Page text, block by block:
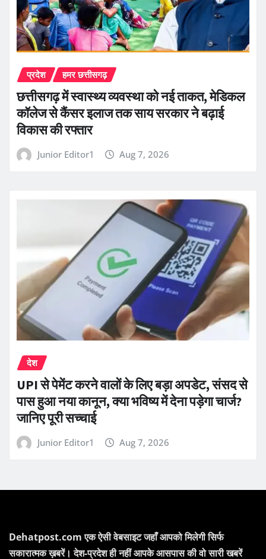
प्रदेश हमर छत्तीसगढ़
छत्तीसगढ़ में स्वास्थ्य व्यवस्था को नई ताकत, मेडिकल
कॉलेज से कैंसर इलाज तक साय सरकार ने बढ़ाई
विकास की रफ्तार
Junior Editor1 Aug 7, 2026
देश
UPI से पेमेंट करने वालों के लिए बड़ा अपडेट, संसद से
पास हुआ नया कानून, क्या भविष्य में देना पड़ेगा चार्ज?
जानिए पूरी सच्चाई
Junior Editor1 Aug 7, 2026
Dehatpost.com एक ऐसी वेबसाइट जहाँ आपको मिलेगी सिर्फ
सकारात्मक ख़बरें। देश-प्रदेश ही नहीं आपके आसपास की वो सारी खबरें